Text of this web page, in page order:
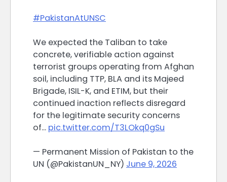
#PakistanAtUNSC
We expected the Taliban to take
concrete, verifiable action against
terrorist groups operating from Afghan
soil, including TTP, BLA and its Majeed
Brigade, ISIL-K, and ETIM, but their
continued inaction reflects disregard
for the legitimate security concerns
of… pic.twitter.com/T3LOkq0gSu
— Permanent Mission of Pakistan to the
UN (@PakistanUN_NY) June 9, 2026